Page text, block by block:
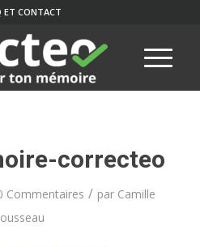
ET CONTACT
correcteo
Commentaires / par Camille